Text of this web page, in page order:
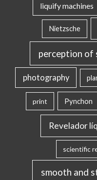
liquify machines
Nietzsche
perception of
photography
print Pynchon
Revelador
scientific
smooth and